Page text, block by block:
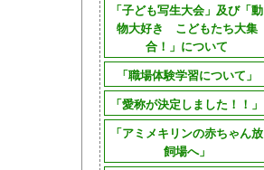
「子ども写生大会」及び「動
物大好き こどもたち大集
合！」について
「職場体験学習について」
「愛称が決定しました！！」
「アミメキリンの赤ちゃん放
飼場へ」